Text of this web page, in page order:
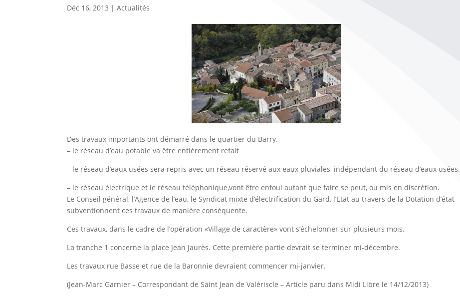
Déc 16, 2013 |Actualités
Des travaux importants ont démarré dans le quartier du Barry.
– le réseau d’eau potable va être entièrement refait
– le réseau d’eaux usées sera repris avec un réseau réservé aux eaux pluviales, indépendant du réseau d’eaux usées.
– le réseau électrique et le réseau téléphonique,vont être enfoui autant que faire se peut, ou mis en discrétion.
Le Conseil général, l’Agence de l’eau, le Syndicat mixte d’électrification du Gard, l’Etat au travers de la Dotation d’état
subventionnent ces travaux de manière conséquente.
Ces travaux, dans le cadre de l’opération «Village de caractère» vont s’échelonner sur plusieurs mois.
La tranche 1 concerne la place Jean Jaurès. Cette première partie devrait se terminer mi-décembre.
Les travaux rue Basse et rue de la Baronnie devraient commencer mi-janvier.
(Jean-Marc Garnier – Correspondant de Saint Jean de Valériscle – Article paru dans Midi Libre le 14/12/2013)